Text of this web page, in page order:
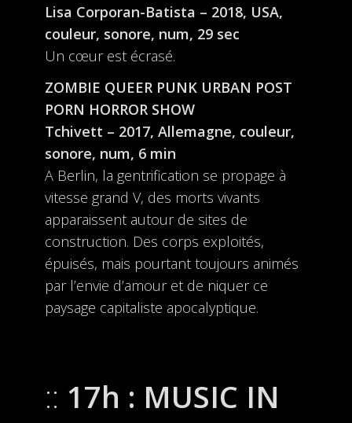
Lisa Corporan-Batista – 2018, USA,
couleur, sonore, num, 29 sec
Un cœur est écrasé.
ZOMBIE QUEER PUNK URBAN POST
PORN HORROR SHOW
Tchivett – 2017, Allemagne, couleur,
sonore, num, 6 min
A Berlin, la gentrification se propage à
vitesse grand V, des morts vivants
apparaissent autour de sites de
construction. Des corps exploités,
épuisés, mais pourtant toujours animés
par l’envie d’amour et de niquer ce
paysage capitaliste apocalyptique.
17h : MUSIC IN